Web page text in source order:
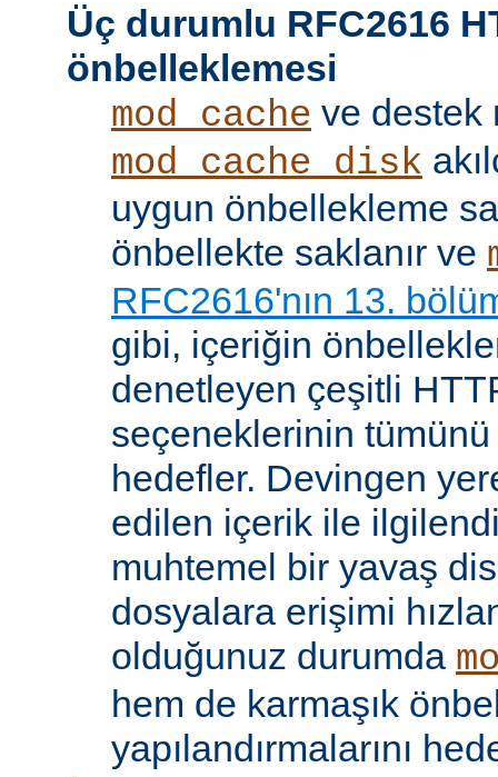
Üç durumlu RFC2616
önbelleklemesi
mod_cache ve destek
mod_cache_disk
uygun önbellekleme
önbellekte saklanır ve
RFC2616'nın 13.
gibi, içeriğin
denetleyen çeşitli
seçeneklerinin tümünü
hedefler. Devingen
edilen içerik ile
muhtemel bir yavaş
dosyalara erişimi
olduğunuz durumda
hem de karmaşık
yapılandırmalarını